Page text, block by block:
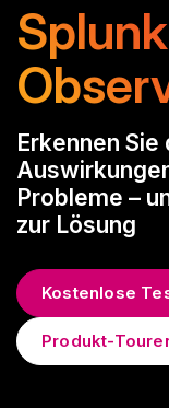
Splunk
Erkennen
Probleme –
zur Lösung
Kostenlose
Produkt-